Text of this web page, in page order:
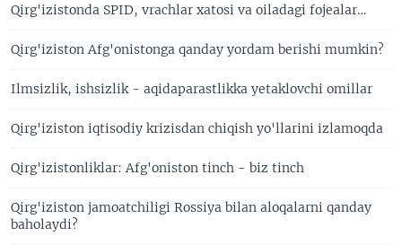
Qirg'izistonda SPID, vrachlar xatosi va oiladagi fojealar…
Qirg'iziston Afg'onistonga qanday yordam berishi mumkin?
Ilmsizlik, ishsizlik - aqidaparastlikka yetaklovchi omillar
Qirg'iziston iqtisodiy krizisdan chiqish yo'llarini izlamoqda
Qirg'izistonliklar: Afg'oniston tinch - biz tinch
Qirg'iziston jamoatchiligi Rossiya bilan aloqalarni qanday
baholaydi?